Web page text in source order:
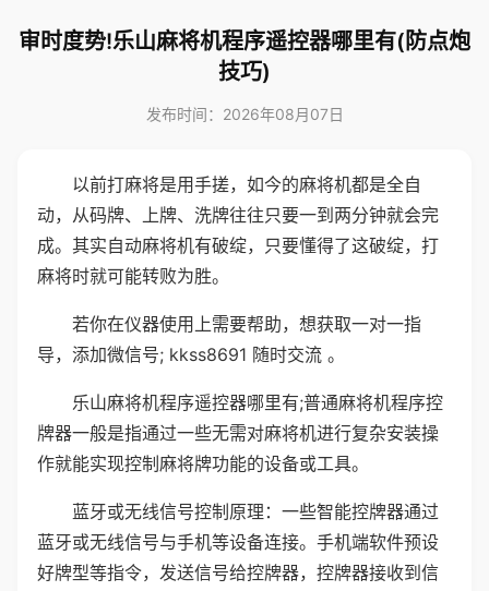
审时度势!乐山麻将机程序遥控器哪里有(防点炮
技巧)
发布时间：2026年08月07日
以前打麻将是用手搓，如今的麻将机都是全自
动，从码牌、上牌、洗牌往往只要一到两分钟就会完
成。其实自动麻将机有破绽，只要懂得了这破绽，打
麻将时就可能转败为胜。
若你在仪器使用上需要帮助，想获取一对一指
导，添加微信号; kkss8691 随时交流 。
乐山麻将机程序遥控器哪里有;普通麻将机程序控
牌器一般是指通过一些无需对麻将机进行复杂安装操
作就能实现控制麻将牌功能的设备或工具。
蓝牙或无线信号控制原理：一些智能控牌器通过
蓝牙或无线信号与手机等设备连接。手机端软件预设
好牌型等指令，发送信号给控牌器，控牌器接收到信